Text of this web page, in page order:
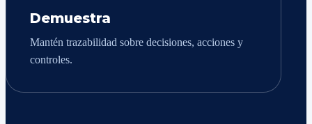
Demuestra
Mantén trazabilidad sobre decisiones, acciones y
controles.